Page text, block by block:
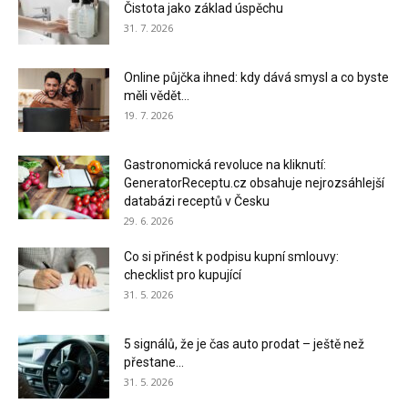
Čistota jako základ úspěchu
31. 7. 2026
Online půjčka ihned: kdy dává smysl a co byste
měli vědět...
19. 7. 2026
Gastronomická revoluce na kliknutí:
GeneratorReceptu.cz obsahuje nejrozsáhlejší
databázi receptů v Česku
29. 6. 2026
Co si přinést k podpisu kupní smlouvy:
checklist pro kupující
31. 5. 2026
5 signálů, že je čas auto prodat – ještě než
přestane...
31. 5. 2026